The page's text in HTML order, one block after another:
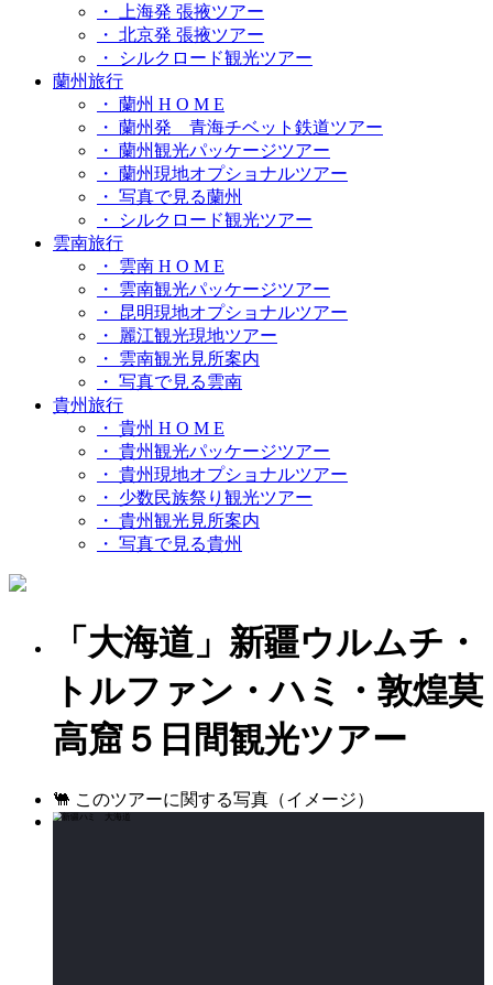
・ 上海発 張掖ツアー
・ 北京発 張掖ツアー
・ シルクロード観光ツアー
蘭州旅行
・ 蘭州 H O M E
・ 蘭州発 青海チベット鉄道ツアー
・ 蘭州観光パッケージツアー
・ 蘭州現地オプショナルツアー
・ 写真で見る蘭州
・ シルクロード観光ツアー
雲南旅行
・ 雲南 H O M E
・ 雲南観光パッケージツアー
・ 昆明現地オプショナルツアー
・ 麗江観光現地ツアー
・ 雲南観光見所案内
・ 写真で見る雲南
貴州旅行
・ 貴州 H O M E
・ 貴州観光パッケージツアー
・ 貴州現地オプショナルツアー
・ 少数民族祭り観光ツアー
・ 貴州観光見所案内
・ 写真で見る貴州
「大海道」新疆ウルムチ・
トルファン・ハミ・敦煌莫
高窟５日間観光ツアー
🐫 このツアーに関する写真（イメージ）